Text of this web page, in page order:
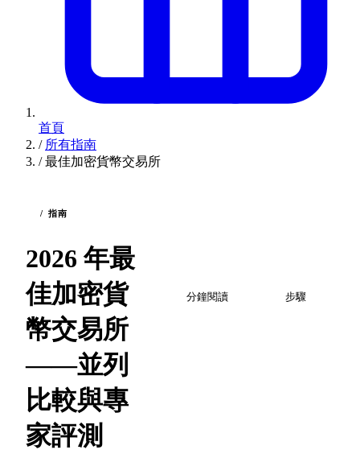
首頁
/ 所有指南
/ 最佳加密貨幣交易所
/ 指南
2026 年最
佳加密貨
幣交易所
——並列
比較與專
家評測
分鐘閱讀 步驟